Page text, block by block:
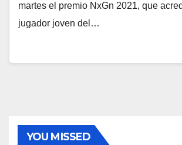
martes el premio NxGn 2021, que
jugador joven del…
YOU MISSED